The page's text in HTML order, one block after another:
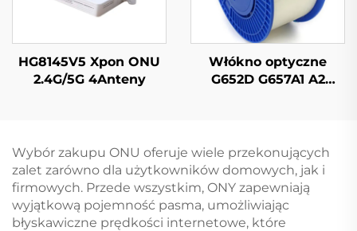
HG8145V5 Xpon ONU
2.4G/5G 4Anteny
Włókno optyczne
G652D G657A1 A2
Oryginalnym Kolorze
Wybór zakupu ONU oferuje wiele przekonujących
zalet zarówno dla użytkowników domowych, jak i
firmowych. Przede wszystkim, ONY zapewniają
wyjątkową pojemność pasma, umożliwiając
błyskawiczne prędkości internetowe, które